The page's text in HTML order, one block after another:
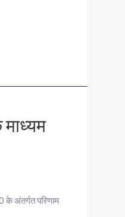
माध्यम
अंतर्गत परिणाम